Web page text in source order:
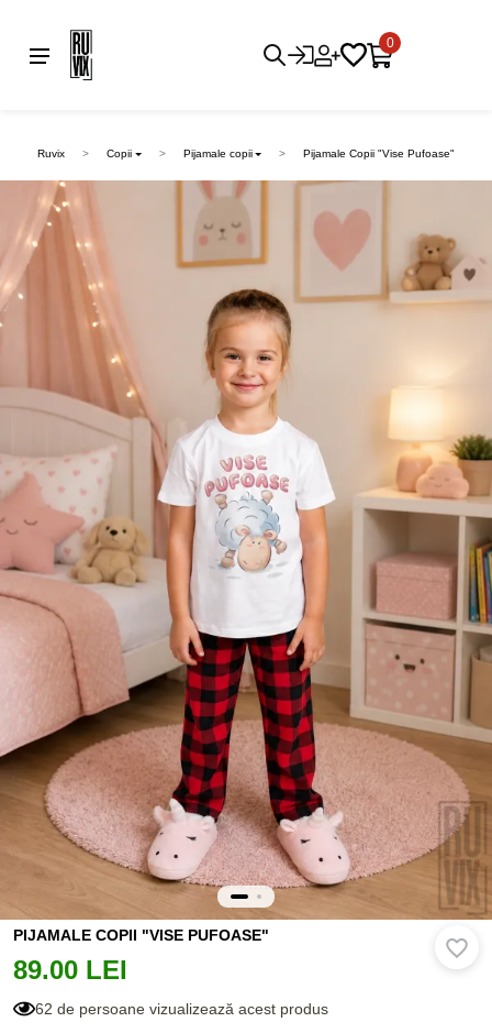
0
Ruvix Copii Pijamale copii Pijamale Copii "Vise Pufoase"
PIJAMALE COPII "VISE PUFOASE"
89.00 LEI
62 de persoane vizualizează acest produs